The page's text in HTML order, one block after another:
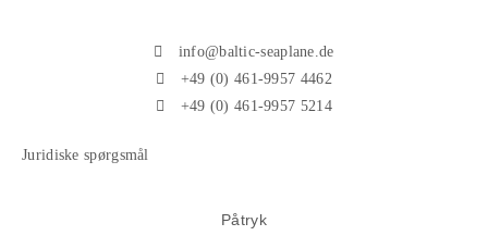
info@baltic-seaplane.de
+49 (0) 461-9957 4462
+49 (0) 461-9957 5214
Juridiske spørgsmål
Påtryk